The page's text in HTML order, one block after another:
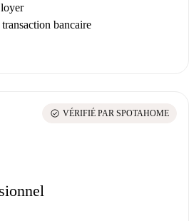
bancaire
check_circle VÉRIFIÉ PAR SPOTAHOME